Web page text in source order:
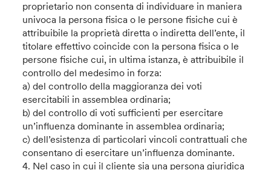
proprietario non consenta di individuare in maniera
univoca la persona fisica o le persone fisiche cui è
attribuibile la proprietà diretta o indiretta dell’ente, il
titolare effettivo coincide con la persona fisica o le
persone fisiche cui, in ultima istanza, è attribuibile il
controllo del medesimo in forza:
a) del controllo della maggioranza dei voti
esercitabili in assemblea ordinaria;
b) del controllo di voti sufficienti per esercitare
un’influenza dominante in assemblea ordinaria;
c) dell’esistenza di particolari vincoli contrattuali che
consentano di esercitare un’influenza dominante.
4. Nel caso in cui il cliente sia una persona giuridica